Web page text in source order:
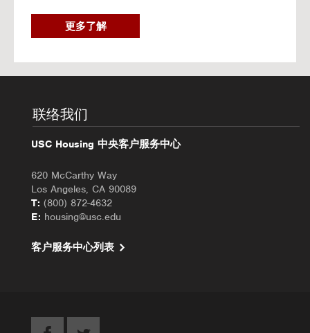
更多了解2
0
办
理
联络我们
USC Housing 中央客户服务中心
620 McCarthy Way
Los Angeles, CA 90089
T: (800) 872-4632
E: housing@usc.edu
客户服务中心列表